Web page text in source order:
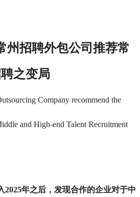
州招聘外包公司推荐常
之变局
Company recommend the
and High-end Talent Recruitment
2025年之后，发现合作的企业对于中